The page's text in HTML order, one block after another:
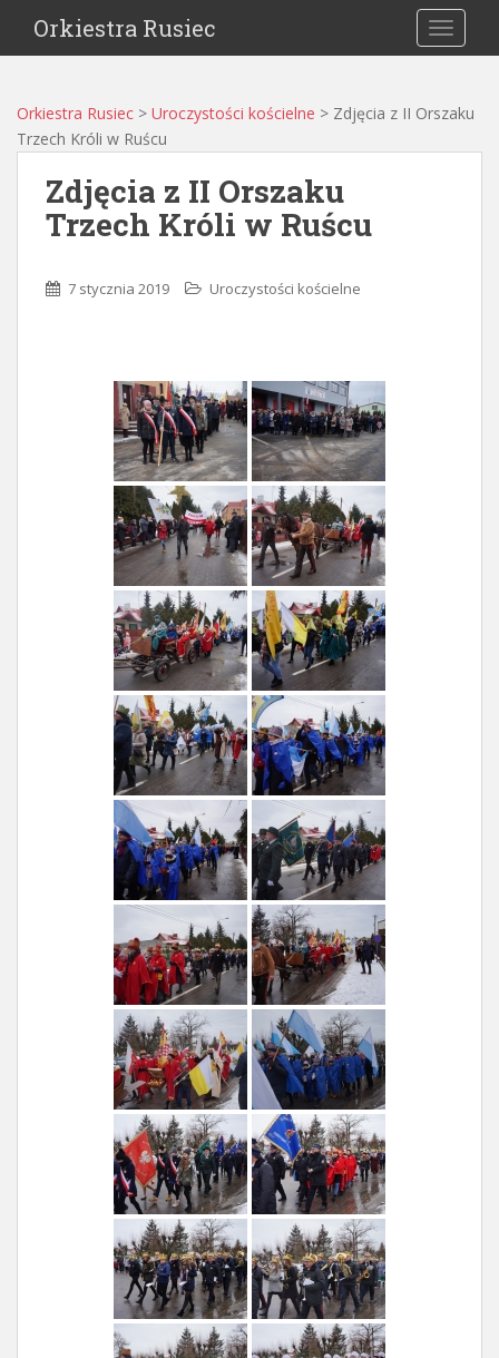
Orkiestra Rusiec
Orkiestra Rusiec > Uroczystości kościelne > Zdjęcia z II Orszaku
Trzech Króli w Ruścu
Zdjęcia z II Orszaku
Trzech Króli w Ruścu
7 stycznia 2019 Uroczystości kościelne